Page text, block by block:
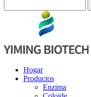
Hogar
Productos
Enzima